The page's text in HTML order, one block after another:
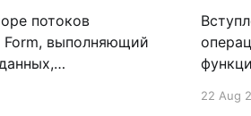
Form, выполняющий
Вступление В
См. Workflow
22 Aug